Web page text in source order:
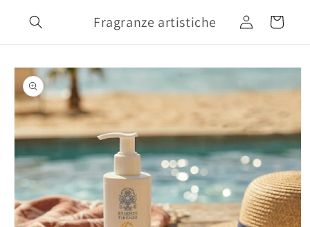
direttamente
ai contenuti
Fragranze artistiche Accedi Carrello
Passa alle
informazioni
sul prodotto